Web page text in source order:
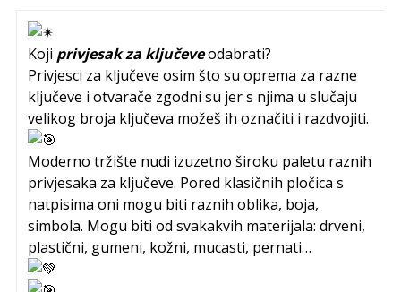
Koji privjesak za ključeveodabrati?
Privjesci za ključeve osim što su oprema za razne
ključeve i otvarače zgodni su jer s njima u slučaju
velikog broja ključeva možeš ih označiti i razdvojiti.
Moderno tržište nudi izuzetno široku paletu raznih
privjesaka za ključeve. Pored klasičnih pločica s
natpisima oni mogu biti raznih oblika, boja,
simbola. Mogu biti od svakakvih materijala: drveni,
plastični, gumeni, kožni, mucasti, pernati…